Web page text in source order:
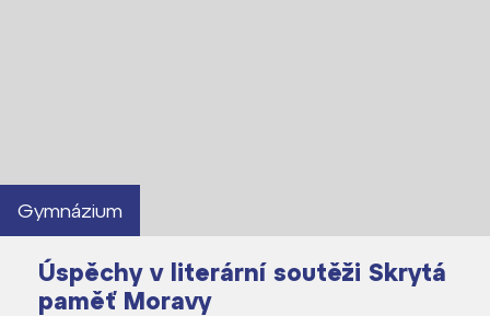
Gymnázium
Úspěchy v literární soutěži Skrytá
paměť Moravy
Kontakt